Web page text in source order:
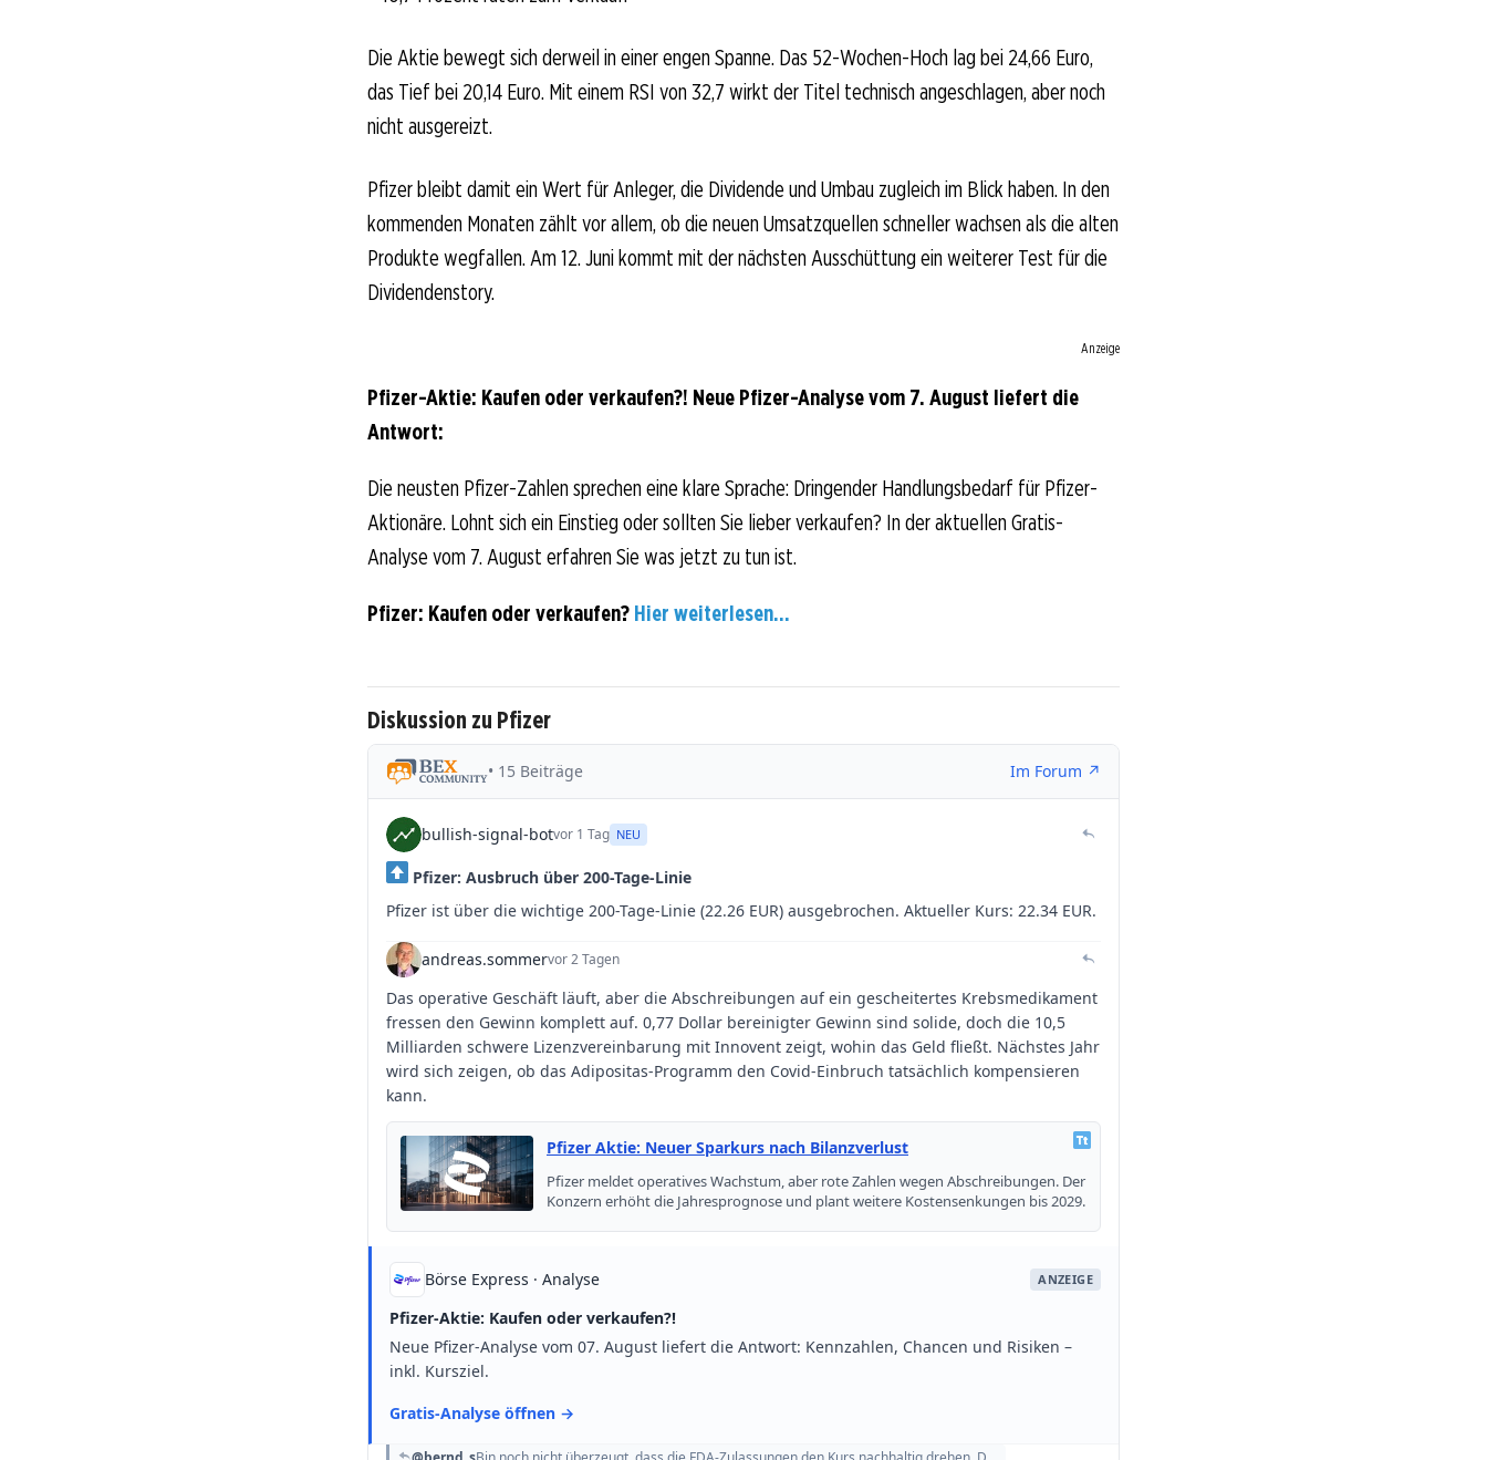
Die Aktie bewegt sich derweil in einer engen Spanne. Das 52-Wochen-Hoch lag bei 24,66 Euro,
das Tief bei 20,14 Euro. Mit einem RSI von 32,7 wirkt der Titel technisch angeschlagen, aber noch
nicht ausgereizt.
Pfizer bleibt damit ein Wert für Anleger, die Dividende und Umbau zugleich im Blick haben. In den
kommenden Monaten zählt vor allem, ob die neuen Umsatzquellen schneller wachsen als die alten
Produkte wegfallen. Am 12. Juni kommt mit der nächsten Ausschüttung ein weiterer Test für die
Dividendenstory.
Anzeige
Pfizer-Aktie: Kaufen oder verkaufen?! Neue Pfizer-Analyse vom 7. August liefert die
Antwort:
Die neusten Pfizer-Zahlen sprechen eine klare Sprache: Dringender Handlungsbedarf für Pfizer-
Aktionäre. Lohnt sich ein Einstieg oder sollten Sie lieber verkaufen? In der aktuellen Gratis-
Analyse vom 7. August erfahren Sie was jetzt zu tun ist.
Pfizer: Kaufen oder verkaufen? Hier weiterlesen...
Diskussion zu Pfizer